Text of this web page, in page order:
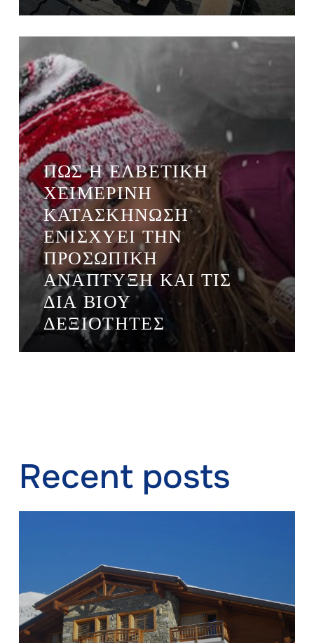
ΠΏΣ Η ΕΛΒΕΤΙΚΉ
ΧΕΙΜΕΡΙΝΉ
ΚΑΤΑΣΚΉΝΩΣΗ
ΕΝΙΣΧΎΕΙ ΤΗΝ
ΠΡΟΣΩΠΙΚΉ
ΑΝΆΠΤΥΞΗ ΚΑΙ ΤΙΣ
ΔΙΑ ΒΊΟΥ
ΔΕΞΙΌΤΗΤΕΣ
Recent posts